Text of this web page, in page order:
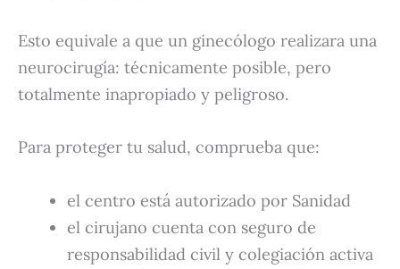
Esto equivale a que un ginecólogo realizara una
neurocirugía: técnicamente posible, pero
totalmente inapropiado y peligroso.
Para proteger tu salud, comprueba que:
el centro está autorizado por Sanidad
el cirujano cuenta con seguro de
responsabilidad civil y colegiación activa